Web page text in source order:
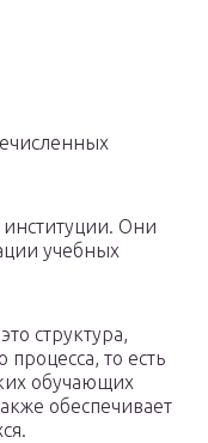
Они
учебных
структура,
процесса, то есть
обучающих
обеспечивает